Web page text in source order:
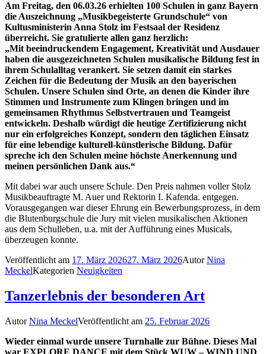
Am Freitag, den 06.03.26 erhielten 100 Schulen in ganz Bayern
die Auszeichnung „Musikbegeisterte Grundschule“ von
Kultusministerin Anna Stolz im Festsaal der Residenz
überreicht. Sie gratulierte allen ganz herzlich:
„Mit beeindruckendem Engagement, Kreativität und Ausdauer
haben die ausgezeichneten Schulen musikalische Bildung fest in
ihrem Schulalltag verankert. Sie setzen damit ein starkes
Zeichen für die Bedeutung der Musik an den bayerischen
Schulen. Unsere Schulen sind Orte, an denen die Kinder ihre
Stimmen und Instrumente zum Klingen bringen und im
gemeinsamen Rhythmus Selbstvertrauen und Teamgeist
entwickeln. Deshalb würdigt die heutige Zertifizierung nicht
nur ein erfolgreiches Konzept, sondern den täglichen Einsatz
für eine lebendige kulturell-künstlerische Bildung. Dafür
spreche ich den Schulen meine höchste Anerkennung und
meinen persönlichen Dank aus.“
Mit dabei war auch unsere Schule. Den Preis nahmen voller Stolz
Musikbeauftragte M. Auer und Rektorin I. Kafenda. entgegen.
Vorausgegangen war dieser Ehrung ein Bewerbungsprozess, in dem
die Blutenburgschule die Jury mit vielen musikalischen Aktionen
aus dem Schulleben, u.a. mit der Aufführung eines Musicals,
überzeugen konnte.
Veröffentlicht am 17. März 202627. März 2026AutorNina
MeckelKategorien Neuigkeiten
Tanzerlebnis der besonderen Art
AutorNina MeckelVeröffentlicht am 25. Februar 2026
Wieder einmal wurde unsere Turnhalle zur Bühne. Dieses Mal